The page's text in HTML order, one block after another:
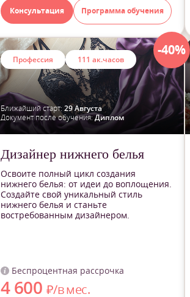
Консультация Программа обучения
-40%
Профессия 111 ак.часов
Ближайший старт:29 Августа
Документ после обучения:Диплом
Дизайнер нижнего белья
Освоите полный цикл создания
нижнего белья: от идеи до воплощения.
Создайте свой уникальный стиль
нижнего белья и станьте
востребованным дизайнером.
Беспроцентная рассрочка
4 600 ₽/в мес.